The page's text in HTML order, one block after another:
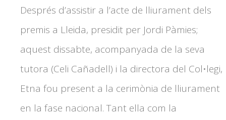
Després d’assistir a l’acte de lliurament dels
premis a Lleida, presidit per Jordi Pàmies;
aquest dissabte, acompanyada de la seva
tutora (Celi Cañadell) i la directora del Col•legi,
Etna fou present a la cerimònia de lliurament
en la fase nacional. Tant ella com la